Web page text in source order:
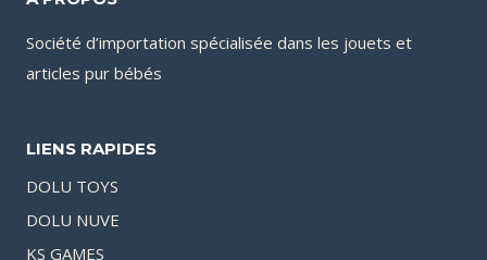
Société d’importation spécialisée dans les jouets et
articles pur bébés
LIENS RAPIDES
DOLU TOYS
DOLU NUVE
KS GAMES